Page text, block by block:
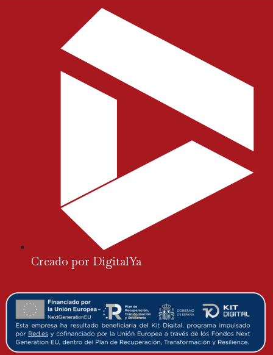
Creado por DigitalYa